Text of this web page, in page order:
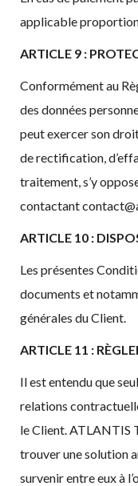
applicable
ARTICLE 9 :
Conformément au
des données
peut exercer son
de rectification,
traitement, s’y
contactant
ARTICLE 10 :
Les présentes
documents et
générales du Client.
ARTICLE 11 :
Il est entendu que
relations
le Client. ATLANTIS
trouver une solution
survenir entre eux à